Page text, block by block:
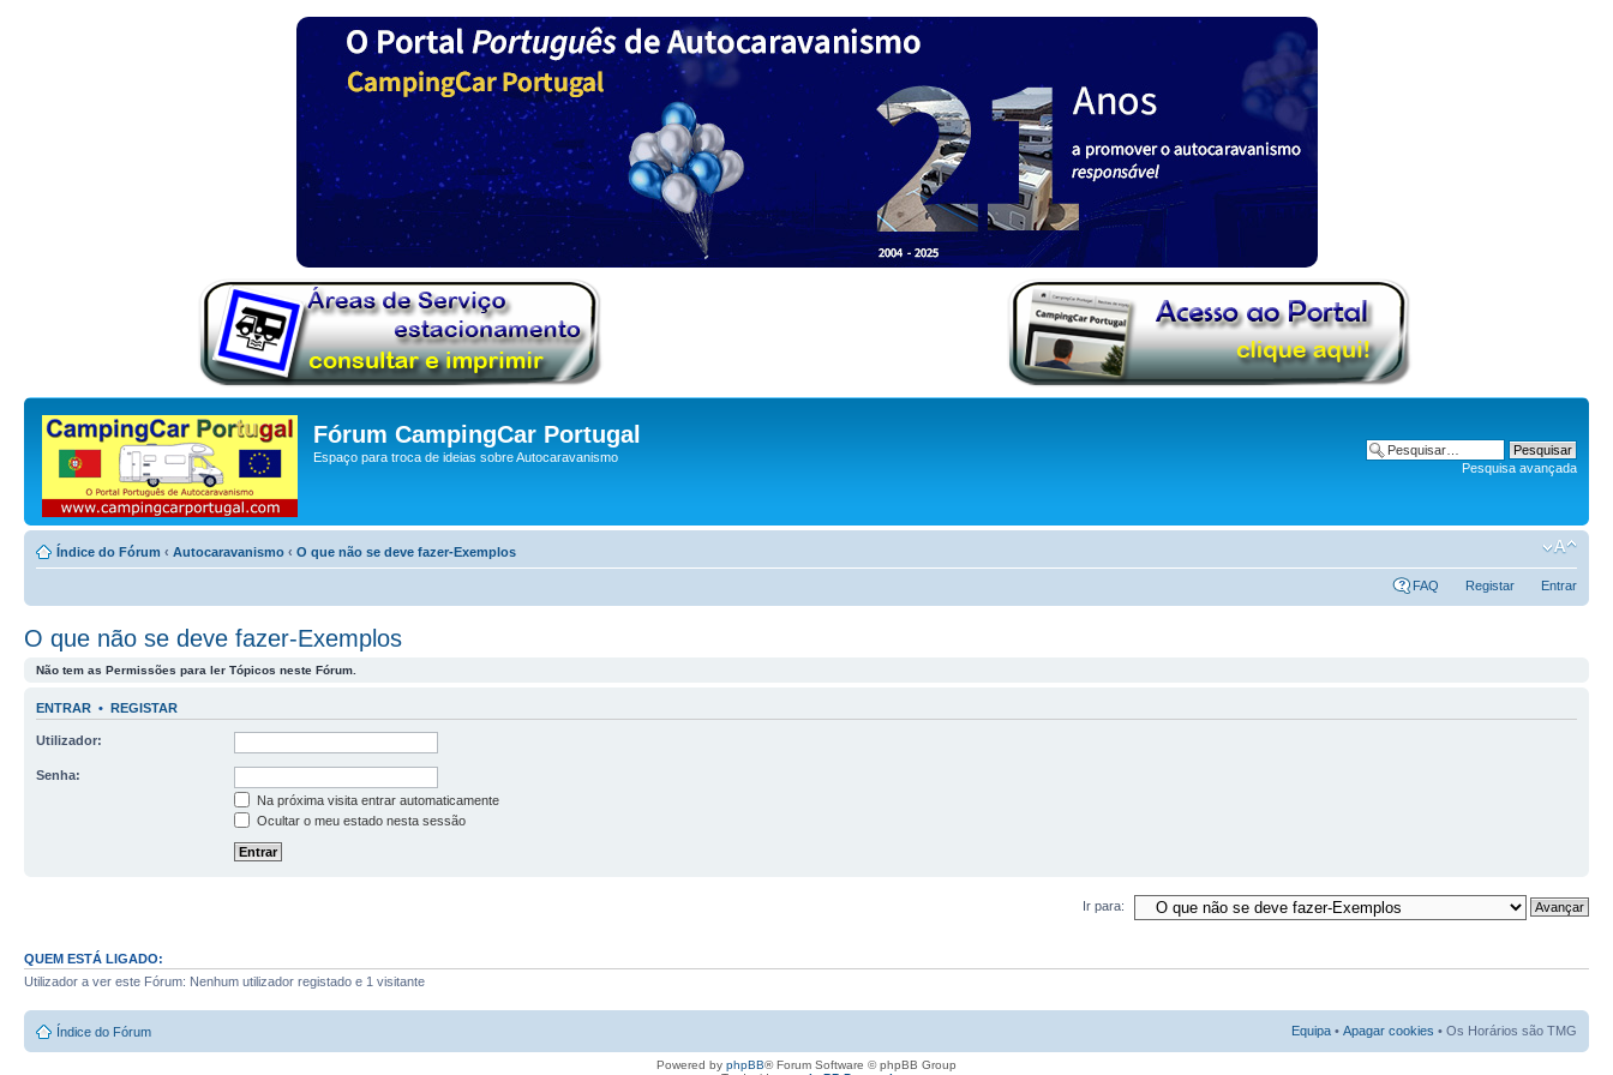
Fórum CampingCar Portugal
Espaço para troca de ideias sobre Autocaravanismo
Pesquisa avançada
Índice do Fórum ‹ Autocaravanismo ‹ O que não se deve fazer-Exemplos
FAQ Registar Entrar
O que não se deve fazer-Exemplos
Não tem as Permissões para ler Tópicos neste Fórum.
ENTRAR • REGISTAR
Utilizador:
Senha:
Na próxima visita entrar automaticamente
Ocultar o meu estado nesta sessão
Ir para:
QUEM ESTÁ LIGADO:
Utilizador a ver este Fórum: Nenhum utilizador registado e 1 visitante
Índice do Fórum Equipa • Apagar cookies • Os Horários são TMG
Powered by phpBB® Forum Software © phpBB Group